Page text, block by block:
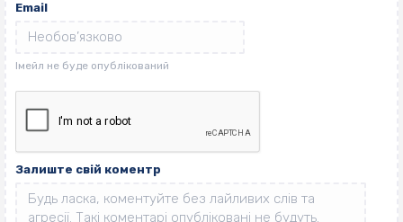
Email
Залиште свій коментр